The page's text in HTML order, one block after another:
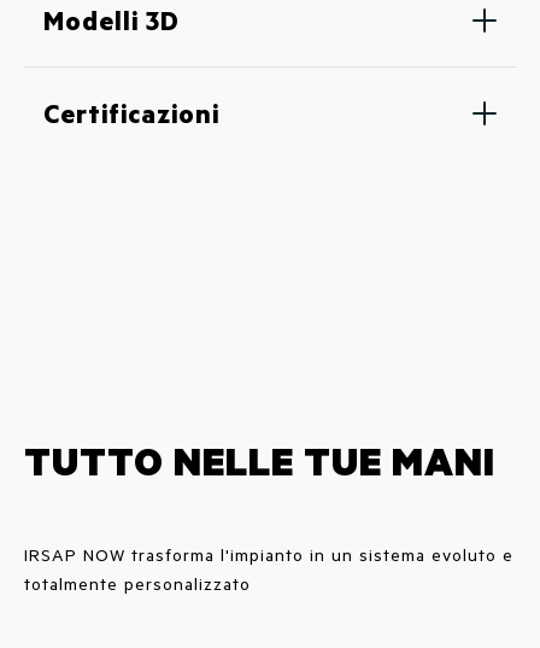
Modelli 3D
Certificazioni
TUTTO NELLE TUE MANI
IRSAP NOW trasforma l'impianto in un sistema evoluto e
totalmente personalizzato